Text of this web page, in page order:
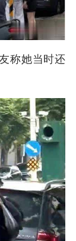
称她当时还